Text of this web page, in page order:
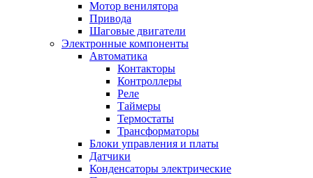
Мотор венилятора
Привода
Шаговые двигатели
Электронные компоненты
Автоматика
Контакторы
Контроллеры
Реле
Таймеры
Термостаты
Трансформаторы
Блоки управления и платы
Датчики
Конденсаторы электрические